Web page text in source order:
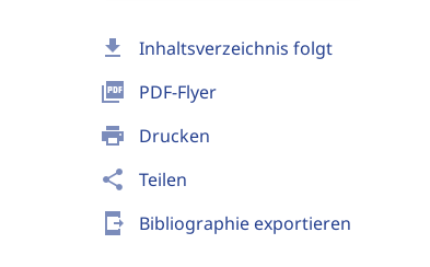
download Inhaltsverzeichnis folgt
picture_as_pdf PDF-Flyer
print Drucken
share Teilen
send_to_mobile Bibliographie exportieren